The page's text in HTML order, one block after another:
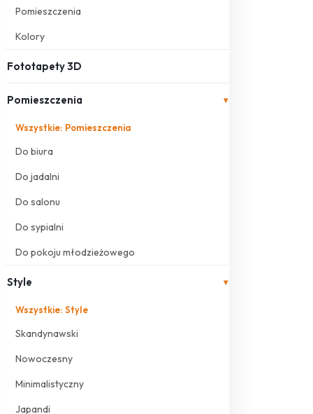
Pomieszczenia
Kolory
Fototapety 3D
Pomieszczenia ▾
Wszystkie: Pomieszczenia
Do biura
Do jadalni
Do salonu
Do sypialni
Do pokoju młodzieżowego
Style ▾
Wszystkie: Style
Skandynawski
Nowoczesny
Minimalistyczny
Japandi